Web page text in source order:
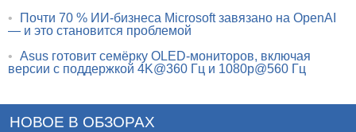
•
Почти 70 % ИИ-бизнеса Microsoft завязано на OpenAI
— и это становится проблемой
• Asus готовит семёрку OLED-мониторов, включая
версии с поддержкой 4K@360 Гц и 1080p@560 Гц
НОВОЕ В ОБЗОРАХ